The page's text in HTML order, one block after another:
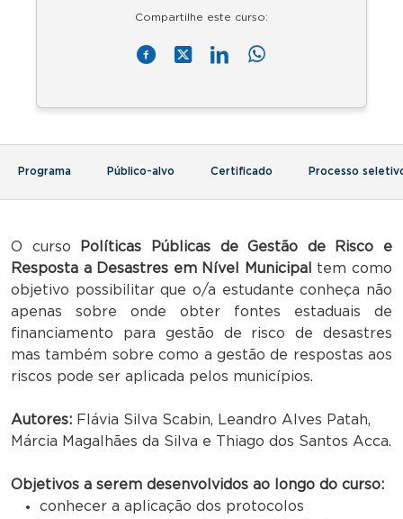
Compartilhe este curso:
Programa Público-alvo Certificado Processo
O curso
Políticas Públicas de Gestão de Risco e
Resposta a Desastres em Nível Municipal
tem como
objetivo possibilitar que o/a estudante conheça não
apenas sobre onde obter fontes estaduais de
financiamento para gestão de risco de desastres
mas também sobre como a gestão de respostas aos
riscos pode ser aplicada pelos municípios.
Autores: Flávia Silva Scabin, Leandro Alves Patah,
Márcia Magalhães da Silva e Thiago dos Santos Acca.
Objetivos a serem desenvolvidos ao longo do curso:
conhecer a aplicação dos protocolos